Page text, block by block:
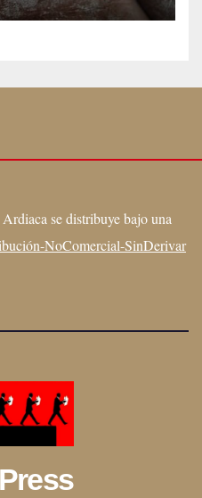
Ardiacase distribuye bajo una
NoComercial-SinDerivar